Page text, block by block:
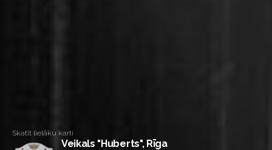
Skatīt lielāku karti
Veikals "Huberts", Rīga